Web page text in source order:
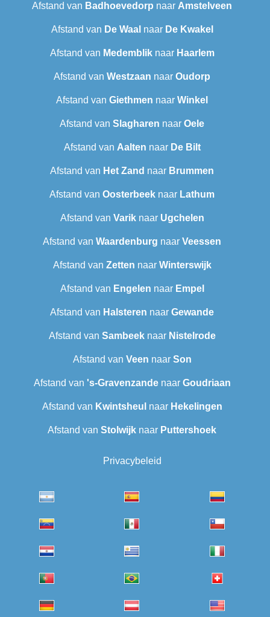
Afstand van Badhoevedorp naar Amstelveen
Afstand van De Waal naar De Kwakel
Afstand van Medembliknaar Haarlem
Afstand van Westzaan naar Oudorp
Afstand van Giethmen naar Winkel
Afstand van Slagharen naar Oele
Afstand van Aalten naar De Bilt
Afstand van Het Zand naar Brummen
Afstand van Oosterbeek naar Lathum
Afstand van Variknaar Ugchelen
Afstand van Waardenburg naar Veessen
Afstand van Zetten naar Winterswijk
Afstand van Engelen naar Empel
Afstand van Halsteren naar Gewande
Afstand van Sambeeknaar Nistelrode
Afstand van Veen naar Son
Afstand van 's-Gravenzandenaar Goudriaan
Afstand van Kwintsheul naar Hekelingen
Afstand van Stolwijk naar Puttershoek
Privacybeleid